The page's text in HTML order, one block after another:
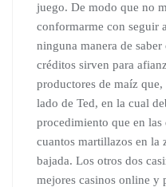
juego. De modo que no
conformarme con seguir
ninguna manera de
créditos sirven para
productores de maíz
lado de Ted, en la cual
procedimiento que en
cuantos martillazos en la
bajada. Los otros dos
mejores casinos online y